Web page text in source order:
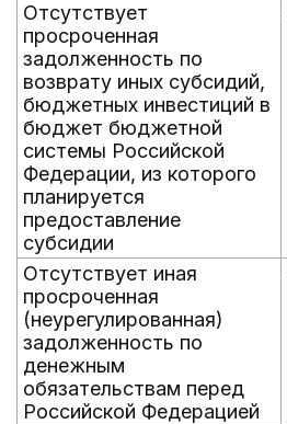
Отсутствует
просроченная
задолженность по
возврату иных субсидий,
бюджетных инвестиций в
бюджет бюджетной
системы Российской
Федерации, из которого
планируется
предоставление
субсидии
Отсутствует иная
просроченная
(неурегулированная)
задолженность по
денежным
обязательствам перед
Российской Федерацией